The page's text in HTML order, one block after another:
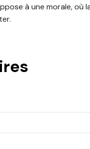
à une morale, où